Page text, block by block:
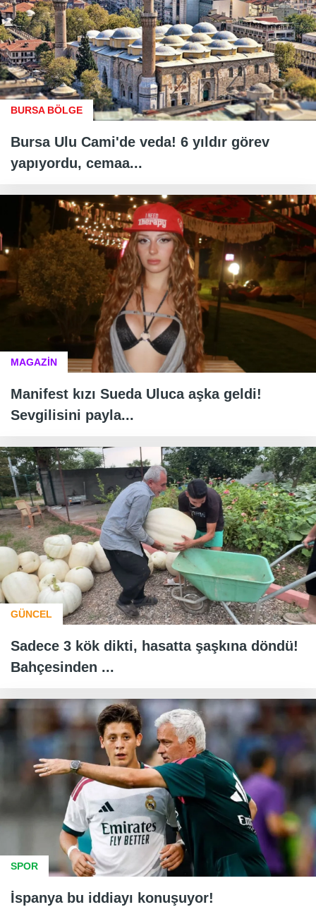
BURSA BÖLGE
Bursa Ulu Cami'de veda! 6 yıldır görev
yapıyordu, cemaa...
MAGAZİN
Manifest kızı Sueda Uluca aşka geldi!
Sevgilisini payla...
GÜNCEL
Sadece 3 kök dikti, hasatta şaşkına döndü!
Bahçesinden ...
SPOR
İspanya bu iddiayı konuşuyor!